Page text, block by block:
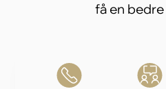
få en